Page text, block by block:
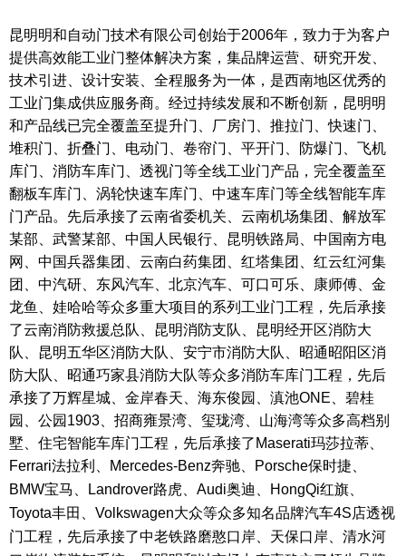
昆明明和自动门技术有限公司创始于2006年，致力于为客户
提供高效能工业门整体解决方案，集品牌运营、研究开发、
技术引进、设计安装、全程服务为一体，是西南地区优秀的
工业门集成供应服务商。经过持续发展和不断创新，昆明明
和产品线已完全覆盖至提升门、厂房门、推拉门、快速门、
堆积门、折叠门、电动门、卷帘门、平开门、防爆门、飞机
库门、消防车库门、透视门等全线工业门产品，完全覆盖至
翻板车库门、涡轮快速车库门、中速车库门等全线智能车库
门产品。先后承接了云南省委机关、云南机场集团、解放军
某部、武警某部、中国人民银行、昆明铁路局、中国南方电
网、中国兵器集团、云南白药集团、红塔集团、红云红河集
团、中汽研、东风汽车、北京汽车、可口可乐、康师傅、金
龙鱼、娃哈哈等众多重大项目的系列工业门工程，先后承接
了云南消防救援总队、昆明消防支队、昆明经开区消防大
队、昆明五华区消防大队、安宁市消防大队、昭通昭阳区消
防大队、昭通巧家县消防大队等众多消防车库门工程，先后
承接了万辉星城、金岸春天、海东俊园、滇池ONE、碧桂
园、公园1903、招商雍景湾、玺珑湾、山海湾等众多高档别
墅、住宅智能车库门工程，先后承接了Maserati玛莎拉蒂、
Ferrari法拉利、Mercedes-Benz奔驰、
Porsche保时捷、
BMW宝马、Landrover路虎、Audi奥迪、HongQi红旗、
Toyota丰田、Volkswagen大众等众多知名品牌汽车4S店透视
门工程，先后承接了中老铁路磨憨口岸、天保口岸、清水河